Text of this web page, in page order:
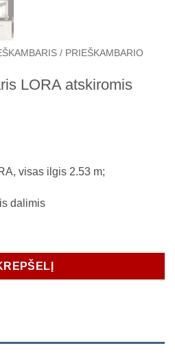
/ PRIEŠKAMBARIO
LORA atskiromis
visas ilgis 2.53 m;
dalimis
LORA atskiromis dalimis